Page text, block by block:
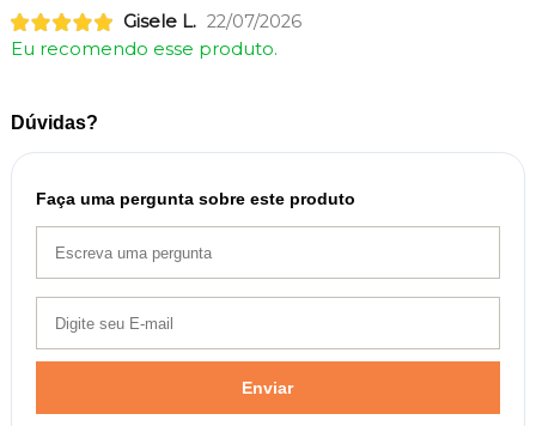
Gisele L. 22/07/2026
Eu recomendo esse produto.
Dúvidas?
Faça uma pergunta sobre este produto
Enviar